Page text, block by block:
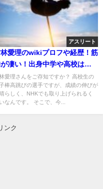
アスリート
愛理のwikiプロフや経歴！筋
凄い！出身中学や高校はど
愛理さんをご存知ですか？ 高校生の
棒高跳びの選手ですが、成績の伸びが
らしく、NHKでも取り上げられるく
なんです。 そこで、今...
ンク